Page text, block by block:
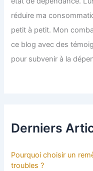
réduire ma
petit à petit. Mon
ce blog avec des
pour subvenir à la
Derniers
Pourquoi choisir un
troubles ?